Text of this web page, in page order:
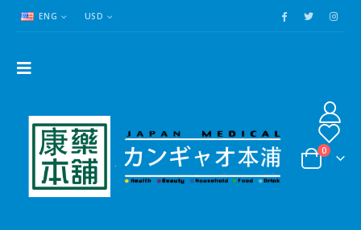
ENG USD
0